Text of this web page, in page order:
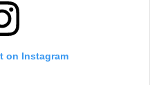
on Instagram